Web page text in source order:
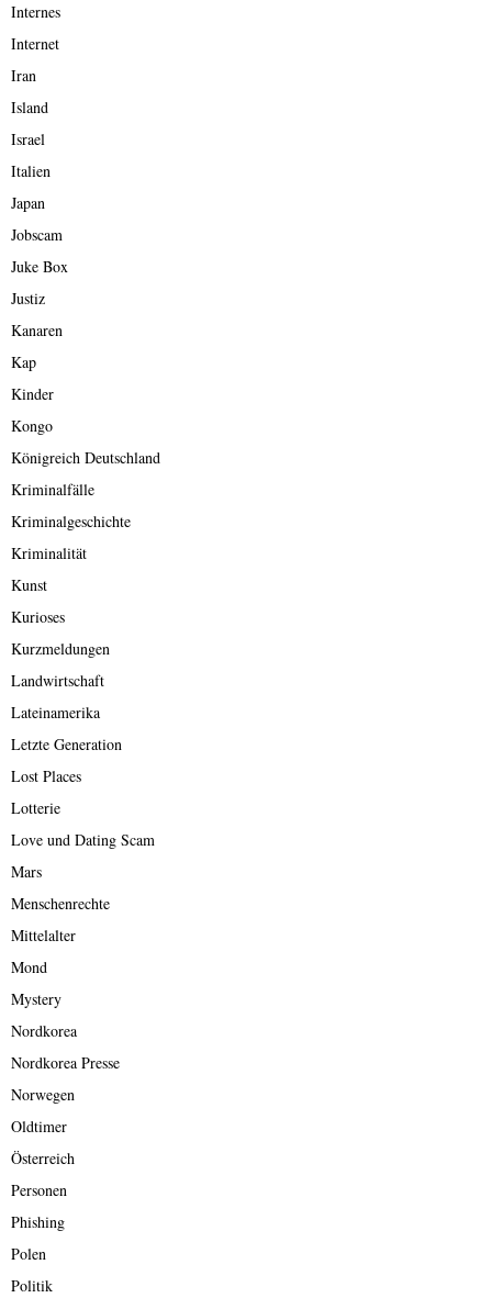
Internes
Internet
Iran
Island
Israel
Italien
Japan
Jobscam
Juke Box
Justiz
Kanaren
Kap
Kinder
Kongo
Königreich Deutschland
Kriminalfälle
Kriminalgeschichte
Kriminalität
Kunst
Kurioses
Kurzmeldungen
Landwirtschaft
Lateinamerika
Letzte Generation
Lost Places
Lotterie
Love und Dating Scam
Mars
Menschenrechte
Mittelalter
Mond
Mystery
Nordkorea
Nordkorea Presse
Norwegen
Oldtimer
Österreich
Personen
Phishing
Polen
Politik